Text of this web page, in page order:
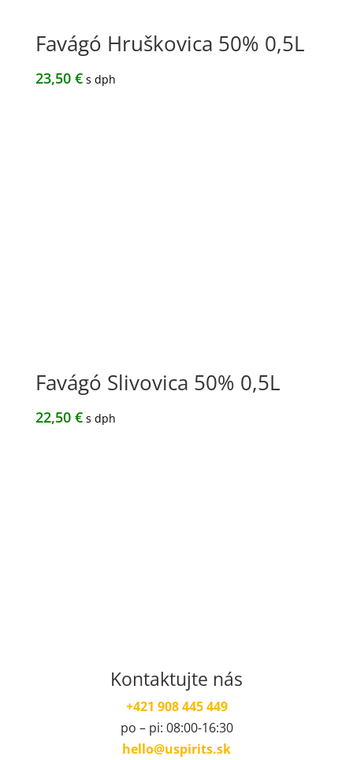
Favágó Hruškovica 50% 0,5L
23,50 € s dph
Favágó Slivovica 50% 0,5L
22,50 € s dph
Kontaktujte nás
+421 908 445 449
po – pi: 08:00-16:30
hello@uspirits.sk